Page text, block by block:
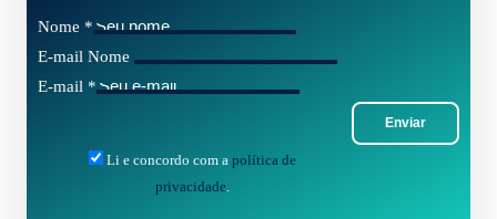
Nome *
E-mail Nome
E-mail *
Enviar
Li e concordo com a política de
privacidade.